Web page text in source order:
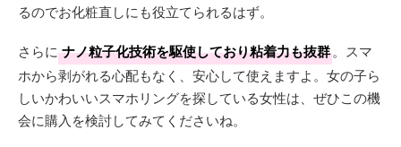
るのでお化粧直しにも役立てられるはず。
さらに ナノ粒子化技術を駆使しており粘着力も抜群。スマ
ホから剥がれる心配もなく、安心して使えますよ。女の子ら
しいかわいいスマホリングを探している女性は、ぜひこの機
会に購入を検討してみてくださいね。